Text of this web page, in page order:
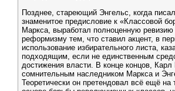
Позднее, стареющий Энгельс, когда
знаменитое предисловие к «Классовой
Маркса, выработал полноценную ревизию
реформизму тем, что ставил акцент, в
использование избирательного листа,
подходящим, если не единственным
достижения власти. В конце концов, Карл
сомнительным наследником Маркса и
Теоретически он претендовал всё ещё на